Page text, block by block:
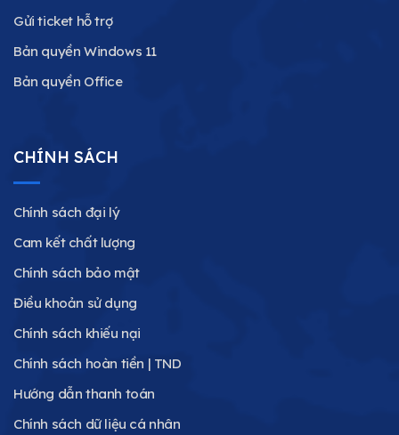
Gửi ticket hỗ trợ
Bản quyền Windows 11
Bản quyền Office
CHÍNH SÁCH
Chính sách đại lý
Cam kết chất lượng
Chính sách bảo mật
Điều khoản sử dụng
Chính sách khiếu nại
Chính sách hoàn tiền | TND
Hướng dẫn thanh toán
Chính sách dữ liệu cá nhân